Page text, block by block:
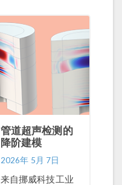
管道超声检测的
降阶建模
2026年 5月 7日
来自挪威科技工业